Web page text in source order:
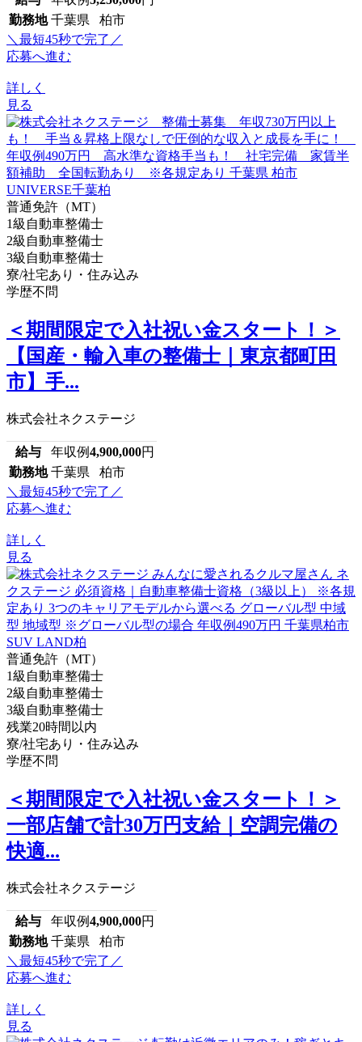
勤務地 千葉県 柏市
＼最短45秒で完了／
応募へ進む
詳しく
見る
普通免許（MT）
1級自動車整備士
2級自動車整備士
3級自動車整備士
寮/社宅あり・住み込み
学歴不問
＜期間限定で入社祝い金スタート！＞
【国産・輸入車の整備士｜東京都町田
市】手...
株式会社ネクステージ
給与 年収例4,900,000円
勤務地 千葉県 柏市
＼最短45秒で完了／
応募へ進む
詳しく
見る
普通免許（MT）
1級自動車整備士
2級自動車整備士
3級自動車整備士
残業20時間以内
寮/社宅あり・住み込み
学歴不問
＜期間限定で入社祝い金スタート！＞
一部店舗で計30万円支給｜空調完備の
快適...
株式会社ネクステージ
給与 年収例4,900,000円
勤務地 千葉県 柏市
＼最短45秒で完了／
応募へ進む
詳しく
見る